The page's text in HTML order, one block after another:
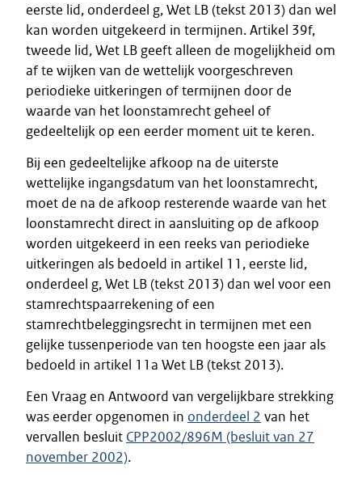
eerste lid, onderdeel g, Wet LB (tekst 2013) dan wel
kan worden uitgekeerd in termijnen. Artikel 39f,
tweede lid, Wet LB geeft alleen de mogelijkheid om
af te wijken van de wettelijk voorgeschreven
periodieke uitkeringen of termijnen door de
waarde van het loonstamrecht geheel of
gedeeltelijk op een eerder moment uit te keren.
Bij een gedeeltelijke afkoop na de uiterste
wettelijke ingangsdatum van het loonstamrecht,
moet de na de afkoop resterende waarde van het
loonstamrecht direct in aansluiting op de afkoop
worden uitgekeerd in een reeks van periodieke
uitkeringen als bedoeld in artikel 11, eerste lid,
onderdeel g, Wet LB (tekst 2013) dan wel voor een
stamrechtspaarrekening of een
stamrechtbeleggingsrecht in termijnen met een
gelijke tussenperiode van ten hoogste een jaar als
bedoeld in artikel 11a Wet LB (tekst 2013).
Een Vraag en Antwoord van vergelijkbare strekking
was eerder opgenomen in onderdeel 2 van het
vervallen besluit CPP2002/896M (besluit van 27
november 2002).